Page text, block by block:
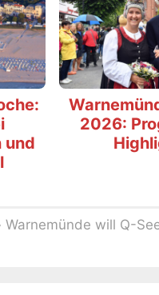
und
2026:
Warnemünde will Q-